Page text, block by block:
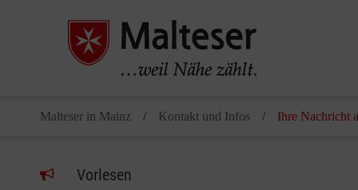
Malteser in Mainz Kontakt und Infos Ihre Nachricht
Vorlesen